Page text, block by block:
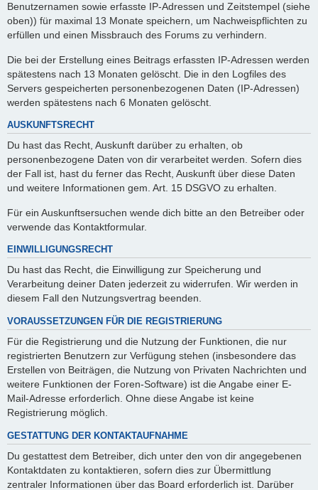
Benutzernamen sowie erfasste IP-Adressen und Zeitstempel (siehe
oben)) für maximal 13 Monate speichern, um Nachweispflichten zu
erfüllen und einen Missbrauch des Forums zu verhindern.
Die bei der Erstellung eines Beitrags erfassten IP-Adressen werden
spätestens nach 13 Monaten gelöscht. Die in den Logfiles des
Servers gespeicherten personenbezogenen Daten (IP-Adressen)
werden spätestens nach 6 Monaten gelöscht.
AUSKUNFTSRECHT
Du hast das Recht, Auskunft darüber zu erhalten, ob
personenbezogene Daten von dir verarbeitet werden. Sofern dies
der Fall ist, hast du ferner das Recht, Auskunft über diese Daten
und weitere Informationen gem. Art. 15 DSGVO zu erhalten.
Für ein Auskunftsersuchen wende dich bitte an den Betreiber oder
verwende das Kontaktformular.
EINWILLIGUNGSRECHT
Du hast das Recht, die Einwilligung zur Speicherung und
Verarbeitung deiner Daten jederzeit zu widerrufen. Wir werden in
diesem Fall den Nutzungsvertrag beenden.
VORAUSSETZUNGEN FÜR DIE REGISTRIERUNG
Für die Registrierung und die Nutzung der Funktionen, die nur
registrierten Benutzern zur Verfügung stehen (insbesondere das
Erstellen von Beiträgen, die Nutzung von Privaten Nachrichten und
weitere Funktionen der Foren-Software) ist die Angabe einer E-
Mail-Adresse erforderlich. Ohne diese Angabe ist keine
Registrierung möglich.
GESTATTUNG DER KONTAKTAUFNAHME
Du gestattest dem Betreiber, dich unter den von dir angegebenen
Kontaktdaten zu kontaktieren, sofern dies zur Übermittlung
zentraler Informationen über das Board erforderlich ist. Darüber